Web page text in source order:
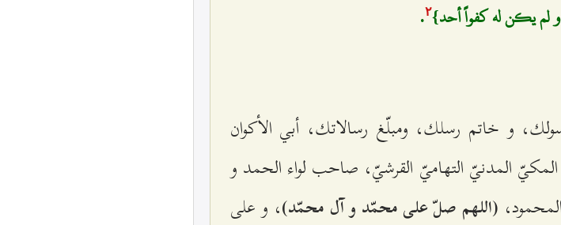
و لم يكن له كفواً أحد}٢.
و خاتم رسلك، ومبلّغ رسالاتك، أبي الأكوان
المكيّ المدنيّ التهاميّ القرشيّ، صاحب لواء الحمد و
(اللهم صلّ على محمّد و آل محمّد)، و على